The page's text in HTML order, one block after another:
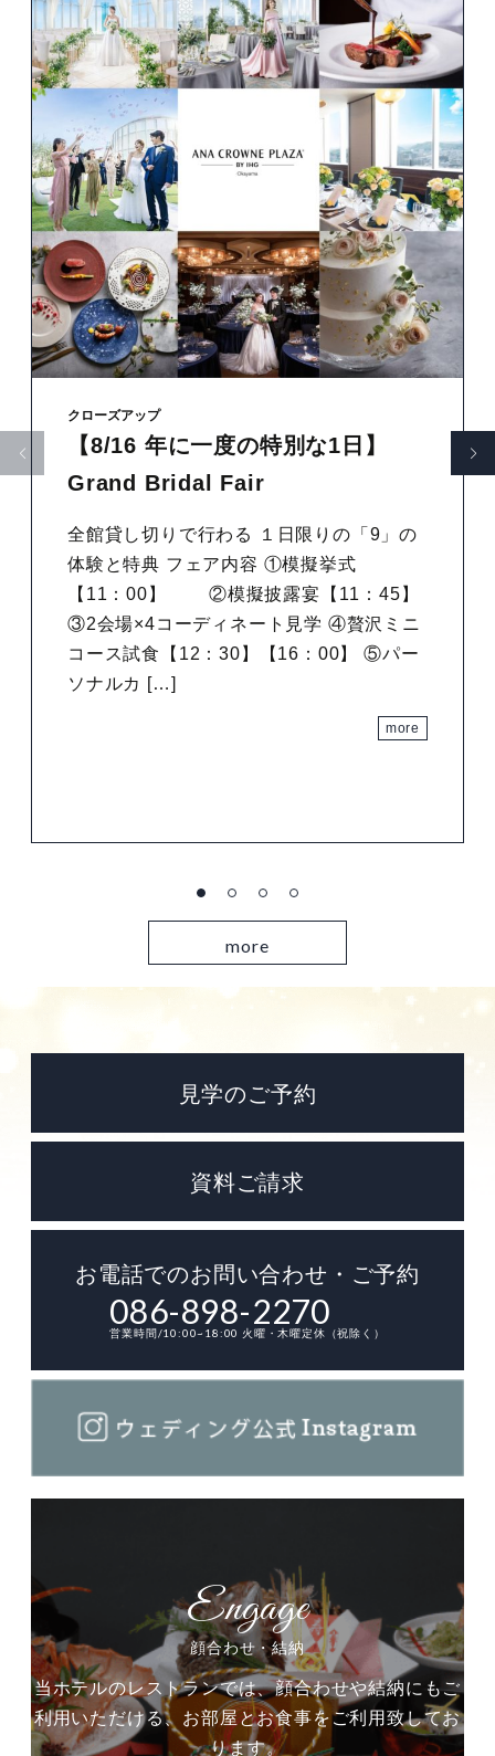
クローズアップ
【8/16 年に一度の特別な1日】
Grand Bridal Fair
全館貸し切りで行わる １日限りの「9」の
体験と特典 フェア内容 ①模擬挙式
【11：00】 ②模擬披露宴【11：45】
③2会場×4コーディネート見学 ④贅沢ミニ
コース試食【12：30】【16：00】 ⑤パー
ソナルカ […]
more
more
見学のご予約
資料ご請求
お電話でのお問い合わせ・ご予約
086-898-2270
営業時間/10:00~18:00 火曜・木曜定休（祝除く）
顔合わせ・結納
当ホテルのレストランでは、顔合わせや結納にもご
利用いただける、お部屋とお食事をご利用致してお
ります。